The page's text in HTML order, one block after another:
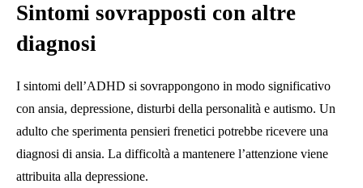
Sintomi sovrapposti con altre
diagnosi
I sintomi dell’ADHD si sovrappongono in modo significativo
con ansia, depressione, disturbi della personalità e autismo. Un
adulto che sperimenta pensieri frenetici potrebbe ricevere una
diagnosi di ansia. La difficoltà a mantenere l’attenzione viene
attribuita alla depressione.